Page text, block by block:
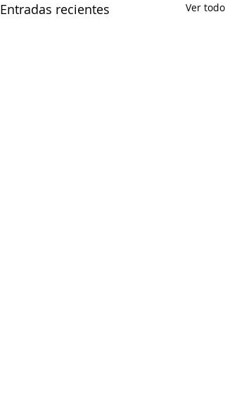
Entradas recientes Ver todo